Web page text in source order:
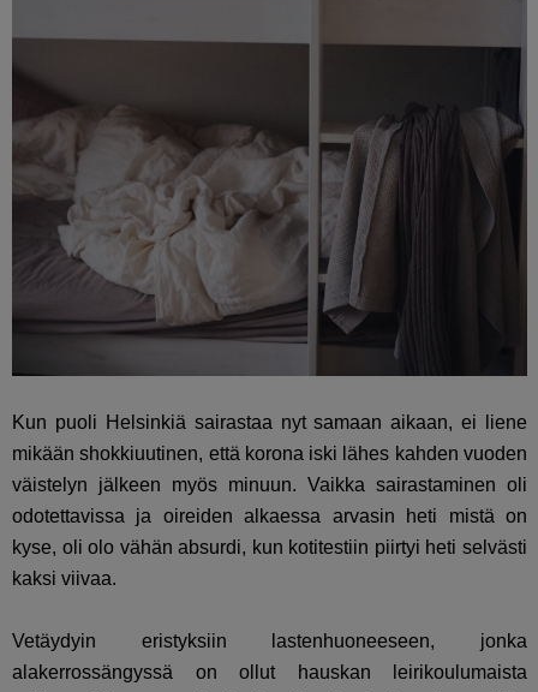
Kun puoli Helsinkiä sairastaa nyt samaan aikaan, ei liene
mikään shokkiuutinen, että korona iski lähes kahden vuoden
väistelyn jälkeen myös minuun. Vaikka sairastaminen oli
odotettavissa ja oireiden alkaessa arvasin heti mistä on
kyse, oli olo vähän absurdi, kun kotitestiin piirtyi heti selvästi
kaksi viivaa.
Vetäydyin eristyksiin lastenhuoneeseen, jonka
alakerrossängyssä on ollut hauskan leirikoulumaista